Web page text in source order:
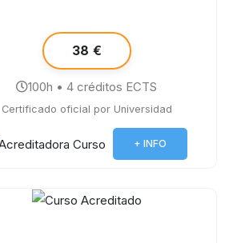
38 €
100h • 4 créditos ECTS
Certificado oficial por Universidad
+ INFO